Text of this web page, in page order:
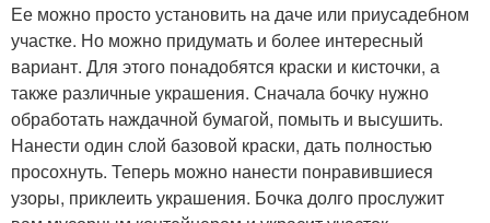
Ее можно просто установить на даче или приусадебном
участке. Но можно придумать и более интересный
вариант. Для этого понадобятся краски и кисточки, а
также различные украшения. Сначала бочку нужно
обработать наждачной бумагой, помыть и высушить.
Нанести один слой базовой краски, дать полностью
просохнуть. Теперь можно нанести понравившиеся
узоры, приклеить украшения. Бочка долго прослужит